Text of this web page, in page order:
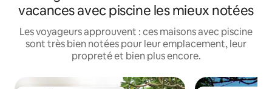
vacances avec piscine les mieux notées
Les voyageurs approuvent : ces maisons avec piscine
sont très bien notées pour leur emplacement, leur
propreté et bien plus encore.